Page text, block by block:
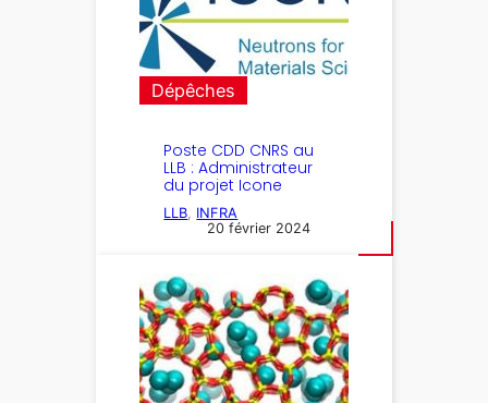
Dépêches
Poste CDD CNRS au
LLB : Administrateur
du projet Icone
LLB, INFRA
20 février 2024